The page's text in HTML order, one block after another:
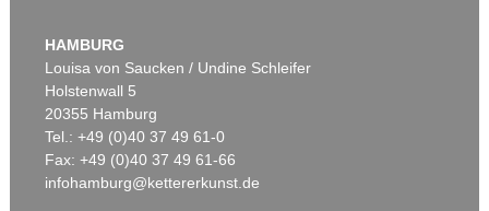
HAMBURG
Louisa von Saucken / Undine Schleifer
Holstenwall 5
20355 Hamburg
Tel.: +49 (0)40 37 49 61-0
Fax: +49 (0)40 37 49 61-66
infohamburg@kettererkunst.de